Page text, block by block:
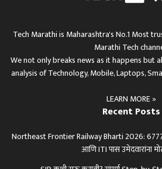
Tech Marathi is Maharashtra's No.1 Most
Marathi Tech
We not only breaks news as it happens but
analysis of Technology, Mobile, Laptops,
LEARN MORE »
Recent Posts
Northeast Frontier Railway Bharti 2026: 6777
आणि ITI पास उमेदवारांना